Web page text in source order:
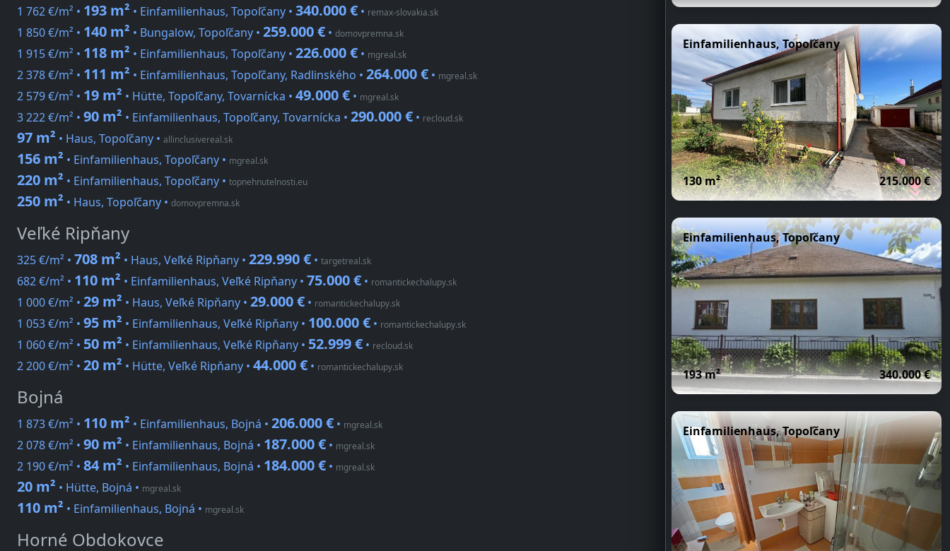
1 762 €/m² • 193 m² • Einfamilienhaus, Topoľčany • 340.000 € • remax-slovakia.sk
1 850 €/m² • 140 m² • Bungalow, Topoľčany • 259.000 € • domovpremna.sk
1 915 €/m² • 118 m² • Einfamilienhaus, Topoľčany • 226.000 € • mgreal.sk
2 378 €/m² • 111 m² • Einfamilienhaus, Topoľčany, Radlinského • 264.000 € • mgreal.sk
2 579 €/m² • 19 m² • Hütte, Topoľčany, Tovarnícka • 49.000 € • mgreal.sk
3 222 €/m² • 90 m² • Einfamilienhaus, Topoľčany, Tovarnícka • 290.000 € • recloud.sk
97 m² • Haus, Topoľčany • allinclusivereal.sk
156 m² • Einfamilienhaus, Topoľčany • mgreal.sk
220 m² • Einfamilienhaus, Topoľčany • topnehnutelnosti.eu
250 m² • Haus, Topoľčany • domovpremna.sk
Veľké Ripňany
325 €/m² • 708 m² • Haus, Veľké Ripňany • 229.990 € • targetreal.sk
682 €/m² • 110 m² • Einfamilienhaus, Veľké Ripňany • 75.000 € • romantickechalupy.sk
1 000 €/m² • 29 m² • Haus, Veľké Ripňany • 29.000 € • romantickechalupy.sk
1 053 €/m² • 95 m² • Einfamilienhaus, Veľké Ripňany • 100.000 € • romantickechalupy.sk
1 060 €/m² • 50 m² • Einfamilienhaus, Veľké Ripňany • 52.999 € • recloud.sk
2 200 €/m² • 20 m² • Hütte, Veľké Ripňany • 44.000 € • romantickechalupy.sk
Bojná
1 873 €/m² • 110 m² • Einfamilienhaus, Bojná • 206.000 € • mgreal.sk
2 078 €/m² • 90 m² • Einfamilienhaus, Bojná • 187.000 € • mgreal.sk
2 190 €/m² • 84 m² • Einfamilienhaus, Bojná • 184.000 € • mgreal.sk
20 m² • Hütte, Bojná • mgreal.sk
110 m² • Einfamilienhaus, Bojná • mgreal.sk
Horné Obdokovce